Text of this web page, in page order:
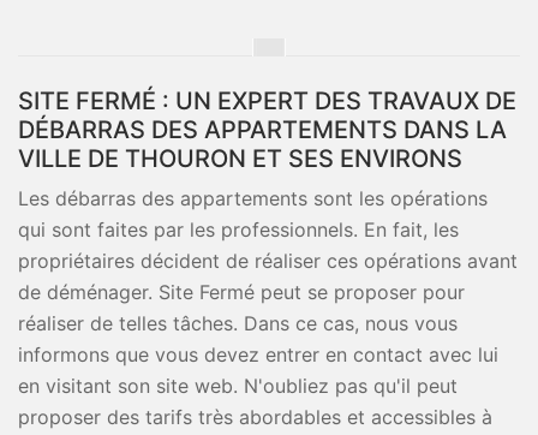
SITE FERMÉ : UN EXPERT DES TRAVAUX DE
DÉBARRAS DES APPARTEMENTS DANS LA
VILLE DE THOURON ET SES ENVIRONS
Les débarras des appartements sont les opérations
qui sont faites par les professionnels. En fait, les
propriétaires décident de réaliser ces opérations avant
de déménager. Site Fermé peut se proposer pour
réaliser de telles tâches. Dans ce cas, nous vous
informons que vous devez entrer en contact avec lui
en visitant son site web. N'oubliez pas qu'il peut
proposer des tarifs très abordables et accessibles à